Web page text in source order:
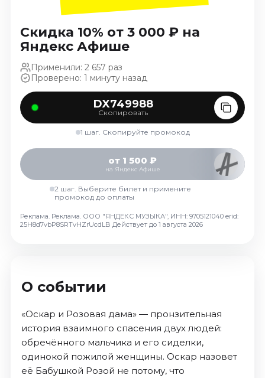
Январь 2027
Экскурсии
Сентябрь 2026
Октябрь 2026
Спорт
Август 2026
События
Август 2026
Сентябрь 2026
Октябрь 2026
Скидка 10% от 3 000 ₽ на
Яндекс Афише
Применили: 2 657 раз
Проверено: 1 минуту назад
DX749988
Скопировать
1 шаг. Скопируйте промокод
от 1 500 ₽
на Яндекс Афише
2 шаг. Выберите билет и примените
промокод до оплаты
Реклама. Реклама. ООО "ЯНДЕКС МУЗЫКА", ИНН: 9705121040 erid:
25H8d7vbP8SRTvHZrUcdLB Действует до 1 августа 2026
О событии
«Оскар и Розовая дама» — пронзительная
история взаимного спасения двух людей:
обречённого мальчика и его сиделки,
одинокой пожилой женщины. Оскар назовет
её Бабушкой Розой не потому, что